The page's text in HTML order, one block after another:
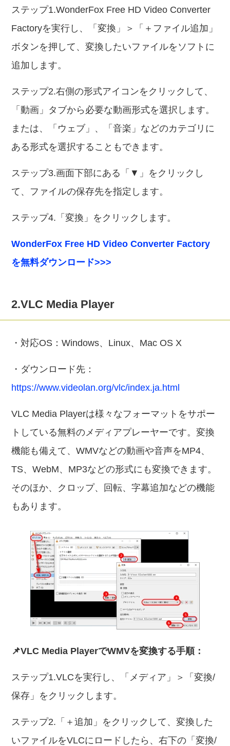
ステップ1.WonderFox Free HD Video Converter
Factoryを実行し、「変換」＞「＋ファイル追加」
ボタンを押して、変換したいファイルをソフトに
追加します。
ステップ2.右側の形式アイコンをクリックして、
「動画」タブから必要な動画形式を選択します。
または、「ウェブ」、「音楽」などのカテゴリに
ある形式を選択することもできます。
ステップ3.画面下部にある「▼」をクリックし
て、ファイルの保存先を指定します。
ステップ4.「変換」をクリックします。
WonderFox Free HD Video Converter Factory
を無料ダウンロード>>>
2.VLC Media Player
・対応OS：Windows、Linux、Mac OS X
・ダウンロード先：
https://www.videolan.org/vlc/index.ja.html
VLC Media Playerは様々なフォーマットをサポー
トしている無料のメディアプレーヤーです。変換
機能も備えて、WMVなどの動画や音声をMP4、
TS、WebM、MP3などの形式にも変換できます。
そのほか、クロップ、回転、字幕追加などの機能
もあります。
📌VLC Media PlayerでWMVを変換する手順：
ステップ1.VLCを実行し、「メディア」＞「変換/
保存」をクリックします。
ステップ2.「＋追加」をクリックして、変換した
いファイルをVLCにロードしたら、右下の「変換/